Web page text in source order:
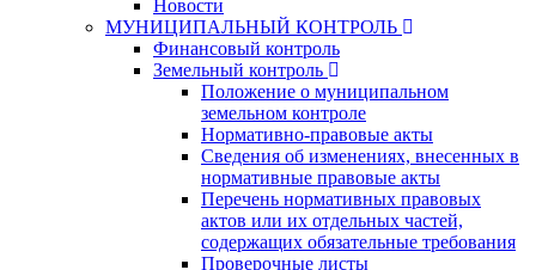
Новости
МУНИЦИПАЛЬНЫЙ КОНТРОЛЬ
Финансовый контроль
Земельный контроль
Положение о муниципальном
земельном контроле
Нормативно-правовые акты
Сведения об изменениях, внесенных в
нормативные правовые акты
Перечень нормативных правовых
актов или их отдельных частей,
содержащих обязательные требования
Проверочные листы